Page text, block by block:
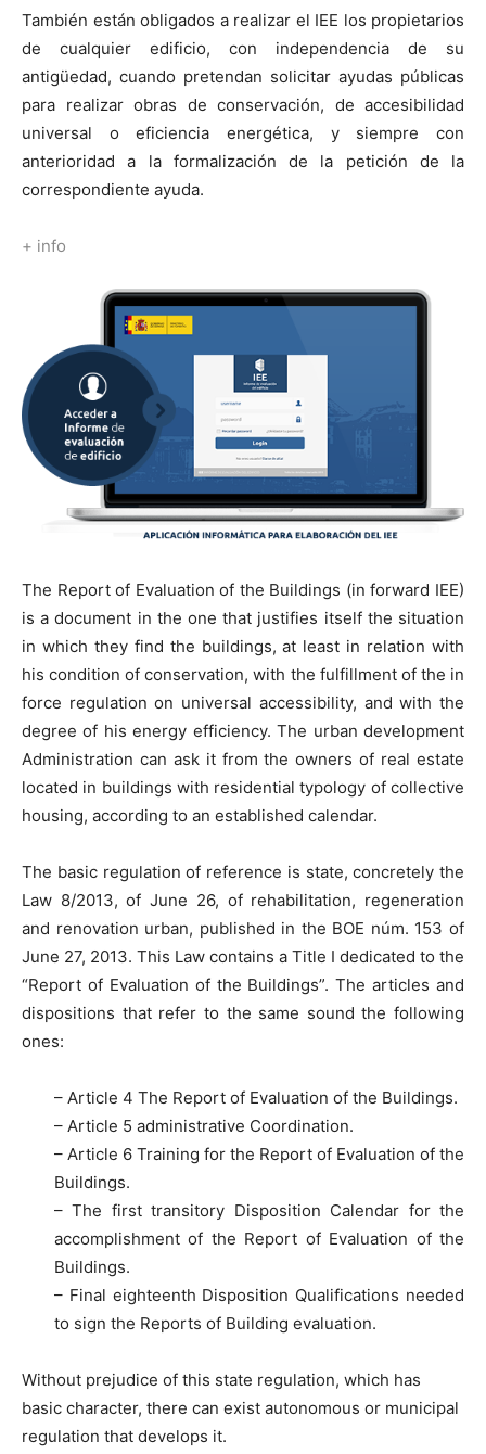
También están obligados a realizar el IEE los propietarios
de cualquier edificio, con independencia de su
antigüedad, cuando pretendan solicitar ayudas públicas
para realizar obras de conservación, de accesibilidad
universal o eficiencia energética, y siempre con
anterioridad a la formalización de la petición de la
correspondiente ayuda.
+ info
The Report of Evaluation of the Buildings (in forward IEE)
is a document in the one that justifies itself the situation
in which they find the buildings, at least in relation with
his condition of conservation, with the fulfillment of the in
force regulation on universal accessibility, and with the
degree of his energy efficiency. The urban development
Administration can ask it from the owners of real estate
located in buildings with residential typology of collective
housing, according to an established calendar.
The basic regulation of reference is state, concretely the
Law 8/2013, of June 26, of rehabilitation, regeneration
and renovation urban, published in the BOE núm. 153 of
June 27, 2013. This Law contains a Title I dedicated to the
“Report of Evaluation of the Buildings”. The articles and
dispositions that refer to the same sound the following
ones:
– Article 4 The Report of Evaluation of the Buildings.
– Article 5 administrative Coordination.
– Article 6 Training for the Report of Evaluation of the
Buildings.
– The first transitory Disposition Calendar for the
accomplishment of the Report of Evaluation of the
Buildings.
– Final eighteenth Disposition Qualifications needed
to sign the Reports of Building evaluation.
Without prejudice of this state regulation, which has
basic character, there can exist autonomous or municipal
regulation that develops it.